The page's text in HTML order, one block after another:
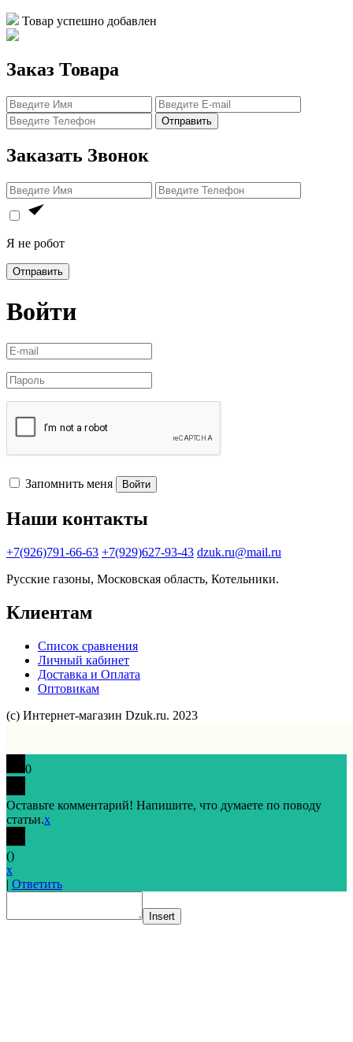
Товар успешно добавлен
Заказ Товара
Отправить
Заказать Звонок
Я не робот
Отправить
Войти
Запомнить меня Войти
Наши контакты
+7(926)791-66-63 +7(929)627-93-43 dzuk.ru@mail.ru
Русские газоны, Московская область, Котельники.
Клиентам
Список сравнения
Личный кабинет
Доставка и Оплата
Оптовикам
(с) Интернет-магазин Dzuk.ru. 2023
0
Оставьте комментарий! Напишите, что думаете по поводу
статьи.x
()
x
| Ответить
Insert